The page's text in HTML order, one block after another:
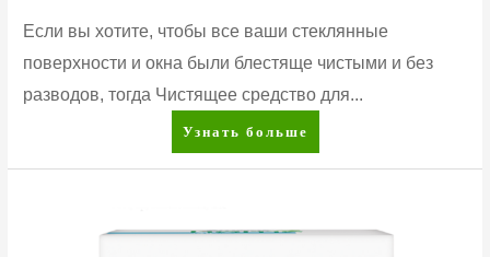
Если вы хотите, чтобы все ваши стеклянные
поверхности и окна были блестяще чистыми и без
разводов, тогда Чистящее средство для...
Amway
Home™
средство
Узнать больше